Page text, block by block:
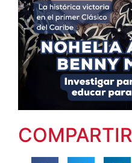
COMPARTIR